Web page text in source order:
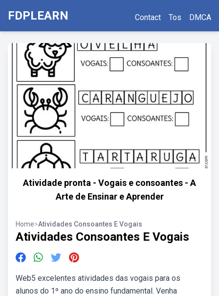
FDPLEARN Contact Tos DMCA
Atividade pronta - Vogais e consoantes - A
Arte de Ensinar e Aprender
Home>Atividades Consoantes E Vogais
Atividades Consoantes E Vogais
Web5 excelentes atividades das vogais para os
alunos do 1º ano do ensino fundamental. Venha